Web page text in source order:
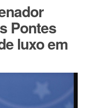
Pontes
luxo em